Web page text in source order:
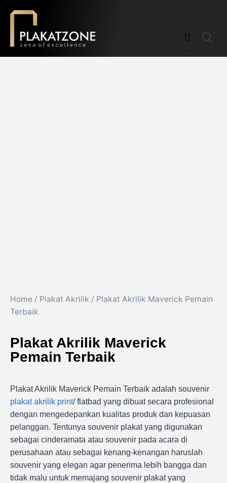
Home / Plakat Akrilik / Plakat Akrilik Maverick Pemain
Terbaik
Plakat Akrilik Maverick
Pemain Terbaik
Plakat Akrilik Maverick Pemain Terbaik adalah souvenir
plakat akrilik print/ flatbad yang dibuat secara profesional
dengan mengedepankan kualitas produk dan kepuasan
pelanggan. Tentunya souvenir plakat yang digunakan
sebagai cinderamata atau souvenir pada acara di
perusahaan atau sebagai kenang-kenangan haruslah
souvenir yang elegan agar penerima lebih bangga dan
tidak malu untuk memajang souvenir plakat yang